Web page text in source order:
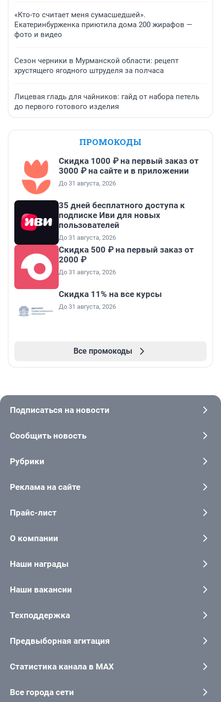
«Кто-то считает меня сумасшедшей».
Екатеринбурженка приютила дома 200 жирафов —
фото и видео
Сезон черники в Мурманской области: рецепт
хрустящего ягодного штруделя за полчаса
Лицевая гладь для чайников: гайд от набора петель
до первого готового изделия
ПРОМОКОДЫ
Скидка 1000 ₽ на первый заказ от
3000 ₽ на сайте и в приложении
До 31 августа, 2026
35 дней бесплатного доступа к
подписке Иви для новых
пользователей
До 31 августа, 2026
Скидка 500 ₽ на первый заказ от
2000 ₽
До 31 августа, 2026
Скидка 11% на все курсы
До 31 августа, 2026
Все промокоды
Подписаться на новости
Сообщить новость
Рубрики
Реклама на сайте
Прайс-лист
О компании
Наши награды
Наши вакансии
Техподдержка
Предвыборная агитация
Статистика канала в MAX
Все города сети